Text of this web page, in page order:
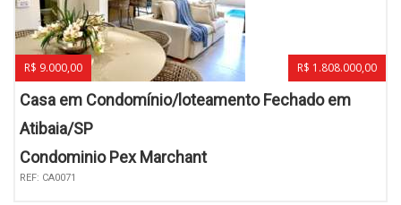
R$ 9.000,00 R$ 1.808.000,00
Casa em Condomínio/loteamento Fechado em
Atibaia/SP
Condominio Pex Marchant
REF: CA0071